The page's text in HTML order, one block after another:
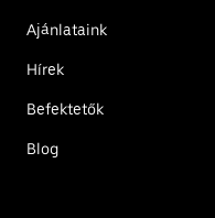
Ajánlataink
Hírek
Befektetők
Blog